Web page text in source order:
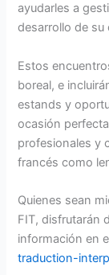
ayudarles a
desarrollo de su
Estos
boreal, e
estands y
ocasión
profesionales y
francés como
Quienes sean
FIT, disfrutarán
información en
traduction-